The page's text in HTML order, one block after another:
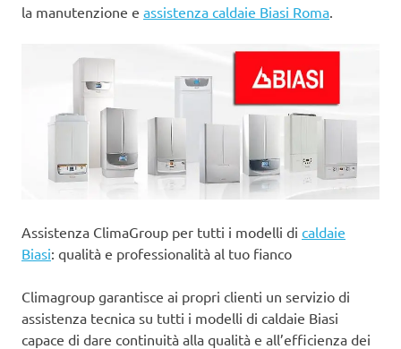
la manutenzione e assistenza caldaie Biasi Roma.
Assistenza ClimaGroup per tutti i modelli di caldaie
Biasi: qualità e professionalità al tuo fianco
Climagroup garantisce ai propri clienti un servizio di
assistenza tecnica su tutti i modelli di caldaie Biasi
capace di dare continuità alla qualità e all’efficienza dei